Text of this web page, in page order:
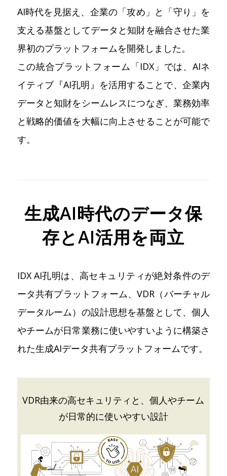
AI時代を見据え、企業の「攻め」と「守り」を
支える基盤としてデータと知財を融合させた業
界初のプラットフォームを開発しました。
この統合プラットフォーム「IDX」では、AIネ
イティブ『AI孔明』を活用することで、企業内
データと知財をシームレスにつなぎ、業務効率
と戦略的価値を大幅に向上させることが可能で
す。
生成AI時代のデータ保
存とAI活用を両立
IDX AI孔明は、高セキュリティが絶対条件のデ
ータ共有プラットフォーム、VDR（バーチャル
データルーム）の設計思想を基盤として、個人
やチームが日常業務に使いやすいように構築さ
れた生成AIデータ共有プラットフォームです。
VDR由来の高セキュリティと、個人やチーム
が日常的に使いやすい設計